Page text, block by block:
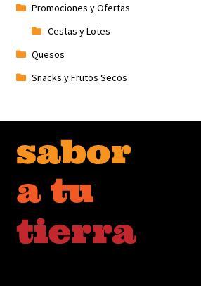
Promociones y Ofertas
Cestas y Lotes
Quesos
Snacks y Frutos Secos